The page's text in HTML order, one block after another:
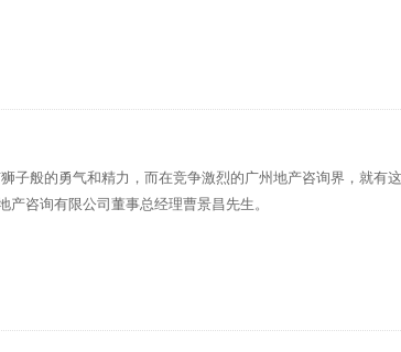
子般的勇气和精力，而在竞争激烈的广州地产咨询界，就有
咨询有限公司董事总经理曹景昌先生。